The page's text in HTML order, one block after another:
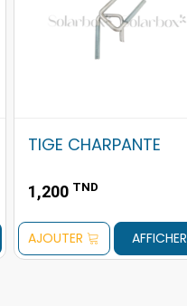
TIGE CHARPANTE
1,200 TND
AJOUTER AFFICHER